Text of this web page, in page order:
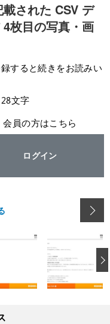
された CSV デ
枚目の写真・画
すると続きをお読みい
文字
会員の方はこちら
ログイン